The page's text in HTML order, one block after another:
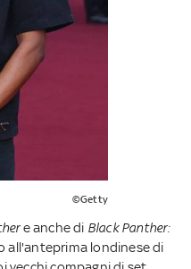
©Getty
e anche di Black Panther:
all'anteprima londinese di